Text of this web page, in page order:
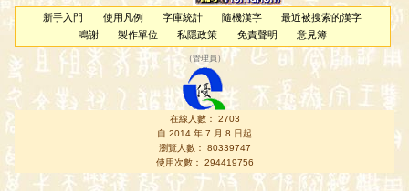
新手入門 使用凡例 字庫統計 隨機漢字
最近被搜索的漢字
鳴謝
製作單位 私隱政策 免責聲明 意見簿
（管理員 ）
在線人數： 2703
自 2014 年 7 月 8 日起
瀏覽人數： 80339747
使用次數： 294419756